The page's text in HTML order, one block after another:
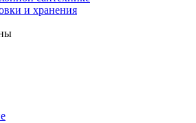
и хранения